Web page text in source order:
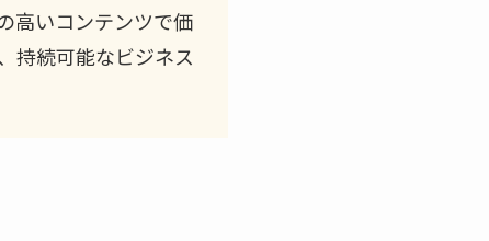
高いコンテンツで価
持続可能なビジネス